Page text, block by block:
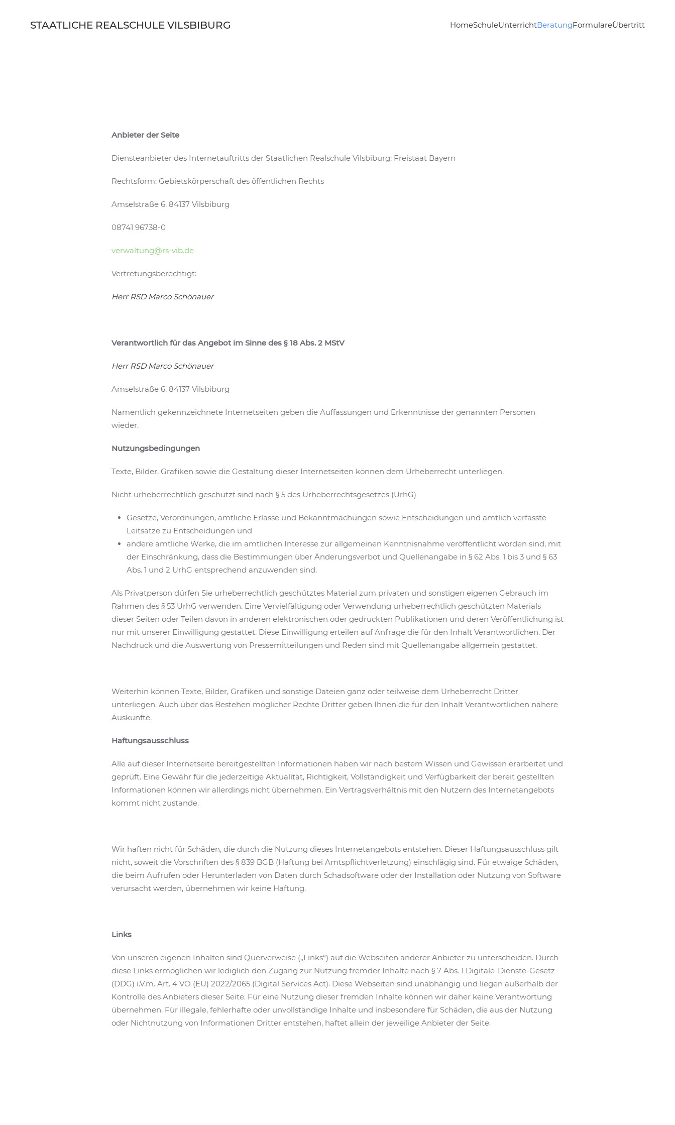
Skip to main content
STAATLICHE REALSCHULE VILSBIBURG HomeSchuleUnterrichtBeratungFormulareÜbertritt
Anbieter der Seite
Diensteanbieter des Internetauftritts der Staatlichen Realschule Vilsbiburg: Freistaat Bayern
Rechtsform: Gebietskörperschaft des öffentlichen Rechts
Amselstraße 6, 84137 Vilsbiburg
08741 96738-0
verwaltung@rs-vib.de
Vertretungsberechtigt:
Herr RSD Marco Schönauer
Verantwortlich für das Angebot im Sinne des § 18 Abs. 2 MStV
Herr RSD Marco Schönauer
Amselstraße 6, 84137 Vilsbiburg
Namentlich gekennzeichnete Internetseiten geben die Auffassungen und Erkenntnisse der genannten Personen
wieder.
Nutzungsbedingungen
Texte, Bilder, Grafiken sowie die Gestaltung dieser Internetseiten können dem Urheberrecht unterliegen.
Nicht urheberrechtlich geschützt sind nach § 5 des Urheberrechtsgesetzes (UrhG)
Gesetze, Verordnungen, amtliche Erlasse und Bekanntmachungen sowie Entscheidungen und amtlich verfasste
Leitsätze zu Entscheidungen und
andere amtliche Werke, die im amtlichen Interesse zur allgemeinen Kenntnisnahme veröffentlicht worden sind, mit
der Einschränkung, dass die Bestimmungen über Änderungsverbot und Quellenangabe in § 62 Abs. 1 bis 3 und § 63
Abs. 1 und 2 UrhG entsprechend anzuwenden sind.
Als Privatperson dürfen Sie urheberrechtlich geschütztes Material zum privaten und sonstigen eigenen Gebrauch im
Rahmen des § 53 UrhG verwenden. Eine Vervielfältigung oder Verwendung urheberrechtlich geschützten Materials
dieser Seiten oder Teilen davon in anderen elektronischen oder gedruckten Publikationen und deren Veröffentlichung ist
nur mit unserer Einwilligung gestattet. Diese Einwilligung erteilen auf Anfrage die für den Inhalt Verantwortlichen. Der
Nachdruck und die Auswertung von Pressemitteilungen und Reden sind mit Quellenangabe allgemein gestattet.
Weiterhin können Texte, Bilder, Grafiken und sonstige Dateien ganz oder teilweise dem Urheberrecht Dritter
unterliegen. Auch über das Bestehen möglicher Rechte Dritter geben Ihnen die für den Inhalt Verantwortlichen nähere
Auskünfte.
Haftungsausschluss
Alle auf dieser Internetseite bereitgestellten Informationen haben wir nach bestem Wissen und Gewissen erarbeitet und
geprüft. Eine Gewähr für die jederzeitige Aktualität, Richtigkeit, Vollständigkeit und Verfügbarkeit der bereit gestellten
Informationen können wir allerdings nicht übernehmen. Ein Vertragsverhältnis mit den Nutzern des Internetangebots
kommt nicht zustande.
Wir haften nicht für Schäden, die durch die Nutzung dieses Internetangebots entstehen. Dieser Haftungsausschluss gilt
nicht, soweit die Vorschriften des § 839 BGB (Haftung bei Amtspflichtverletzung) einschlägig sind. Für etwaige Schäden,
die beim Aufrufen oder Herunterladen von Daten durch Schadsoftware oder der Installation oder Nutzung von Software
verursacht werden, übernehmen wir keine Haftung.
Links
Von unseren eigenen Inhalten sind Querverweise („Links“) auf die Webseiten anderer Anbieter zu unterscheiden. Durch
diese Links ermöglichen wir lediglich den Zugang zur Nutzung fremder Inhalte nach § 7 Abs. 1 Digitale-Dienste-Gesetz
(DDG) i.V.m. Art. 4 VO (EU) 2022/2065 (Digital Services Act). Diese Webseiten sind unabhängig und liegen außerhalb der
Kontrolle des Anbieters dieser Seite. Für eine Nutzung dieser fremden Inhalte können wir daher keine Verantwortung
übernehmen. Für illegale, fehlerhafte oder unvollständige Inhalte und insbesondere für Schäden, die aus der Nutzung
oder Nichtnutzung von Informationen Dritter entstehen, haftet allein der jeweilige Anbieter der Seite.